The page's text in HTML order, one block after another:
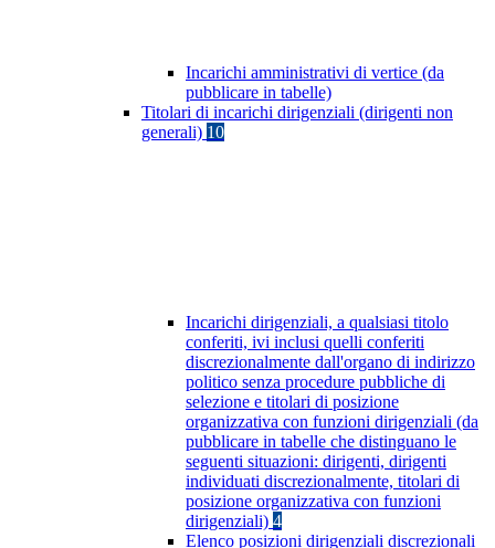
Incarichi amministrativi di vertice (da
pubblicare in tabelle)
Titolari di incarichi dirigenziali (dirigenti non
generali) 10
Incarichi dirigenziali, a qualsiasi titolo
conferiti, ivi inclusi quelli conferiti
discrezionalmente dall'organo di indirizzo
politico senza procedure pubbliche di
selezione e titolari di posizione
organizzativa con funzioni dirigenziali (da
pubblicare in tabelle che distinguano le
seguenti situazioni: dirigenti, dirigenti
individuati discrezionalmente, titolari di
posizione organizzativa con funzioni
dirigenziali) 4
Elenco posizioni dirigenziali discrezionali